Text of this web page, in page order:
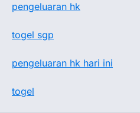
pengeluaran hk
togel sgp
pengeluaran hk hari ini
togel